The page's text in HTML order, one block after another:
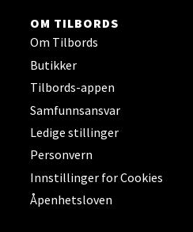
OM TILBORDS
Om Tilbords
Butikker
Tilbords-appen
Samfunnsansvar
Ledige stillinger
Personvern
Innstillinger for Cookies
Åpenhetsloven
-
4005 Stavanger
Velg